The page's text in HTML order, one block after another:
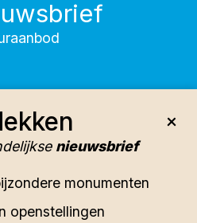
nieuwsbrief
monumenten
openstellingen